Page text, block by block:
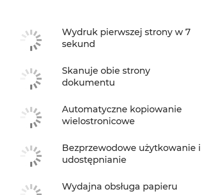
KUP ATRAMENT
Wydruk pierwszej strony w 7
sekund
Skanuje obie strony
dokumentu
Automatyczne kopiowanie
wielostronicowe
Bezprzewodowe użytkowanie i
udostępnianie
Wydajna obsługa papieru